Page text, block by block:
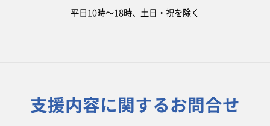
平日10時〜18時、土日・祝を除く
支援内容に関するお問合せ